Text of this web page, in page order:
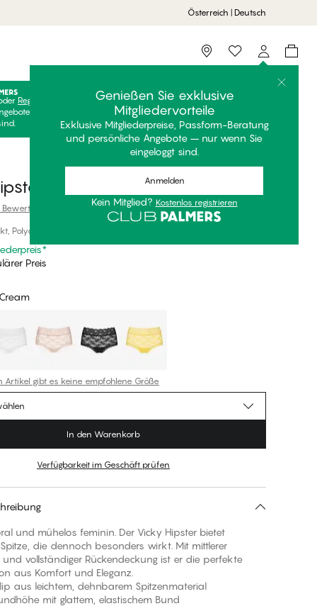
Österreich | Deutsch
Storefinder
Genießen Sie exklusive
Mitgliedervorteile
Exklusive Mitgliederpreise, Passform-Beratung
und persönliche Angebote – nur wenn Sie
eingeloggt sind.
Anmelden
Kein Mitglied? Kostenlos registrieren
Registrieren
Kostenlos anmelden, um Ihre exklusiven
freizuschalten! Clubpreise sind nur gültig, wenn Sie
Bewertungen
Polyamid
*
Preis
Artikel gibt es keine empfohlene Größe
In den Warenkorb
Verfügbarkeit im Geschäft prüfen
und mühelos feminin. Der Vicky Hipster bietet
die dennoch besonders wirkt. Mit mittlerer
und vollständiger Rückendeckung ist er die perfekte
aus Komfort und Eleganz.
aus leichtem, dehnbarem Spitzenmaterial
mit glattem, elastischem Bund